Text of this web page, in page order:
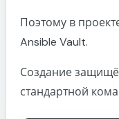
Поэтому в
Ansible Vault.
Создание
стандартной